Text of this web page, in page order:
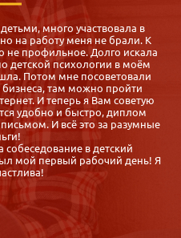
срочно нужен был диплом
обучение 5 месяцев и все
Маме с двумя малышами,
на работу после
Академию Бизнеса,
дистанционных курсов и
цены приемлемые, курс
обратная связь от
гибкие сроки обучения
буквально через неделю
Довольна.